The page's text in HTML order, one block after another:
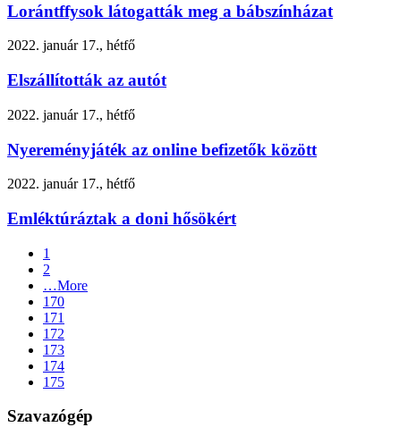
Lorántffysok látogatták meg a bábszínházat
2022. január 17., hétfő
Elszállították az autót
2022. január 17., hétfő
Nyereményjáték az online befizetők között
2022. január 17., hétfő
Emléktúráztak a doni hősökért
1
2
…More
170
171
172
173
174
175
Szavazógép